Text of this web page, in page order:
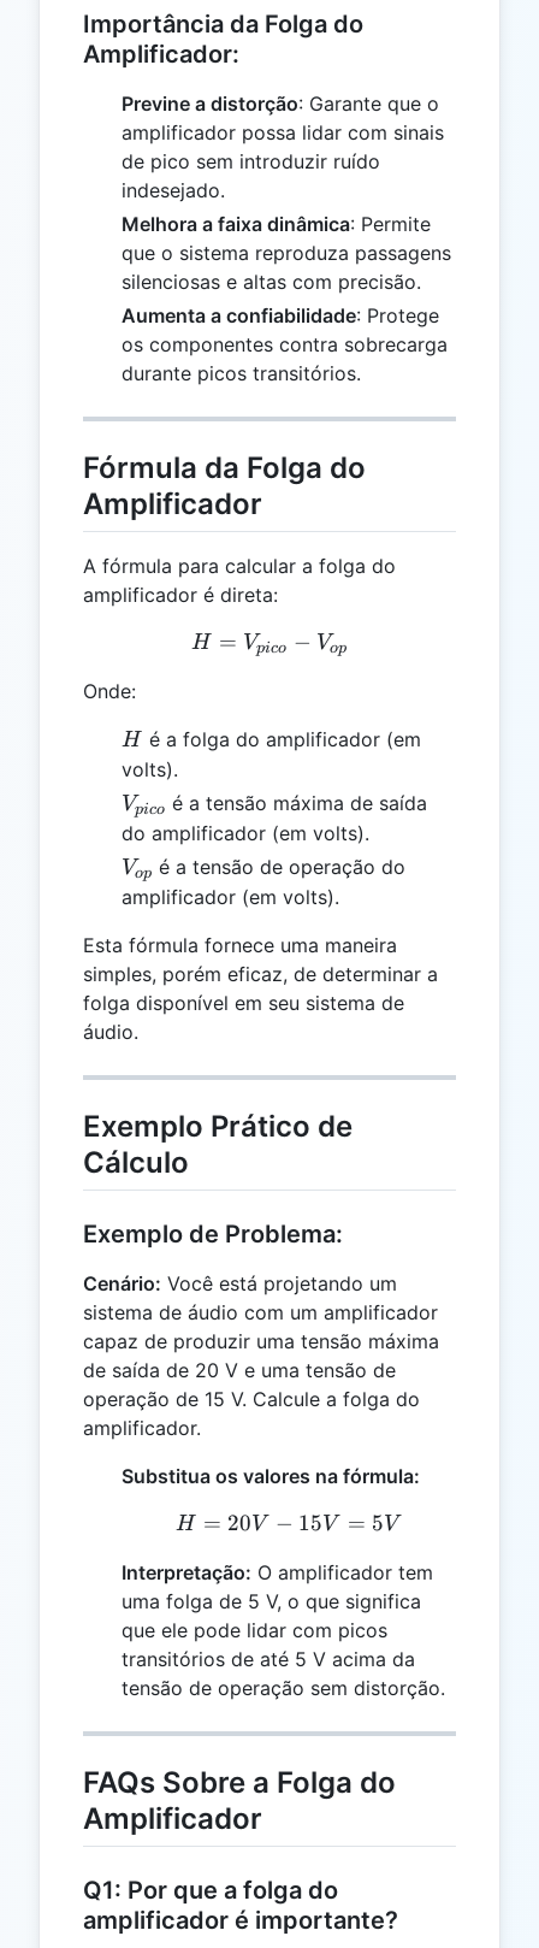
Importância da Folga do
Amplificador:
Previne a distorção: Garante que o
amplificador possa lidar com sinais
de pico sem introduzir ruído
indesejado.
Melhora a faixa dinâmica: Permite
que o sistema reproduza passagens
silenciosas e altas com precisão.
Aumenta a confiabilidade: Protege
os componentes contra sobrecarga
durante picos transitórios.
Fórmula da Folga do
Amplificador
A fórmula para calcular a folga do
amplificador é direta:
H = V_{pico} - V_{op}
H = Vpico − Vop
Onde:
H
H é a folga do amplificador (em
volts).
V_{pico}
Vpico é a tensão máxima de saída
do amplificador (em volts).
V_{op}
Vop é a tensão de operação do
amplificador (em volts).
Esta fórmula fornece uma maneira
simples, porém eficaz, de determinar a
folga disponível em seu sistema de
áudio.
Exemplo Prático de
Cálculo
Exemplo de Problema:
Cenário: Você está projetando um
sistema de áudio com um amplificador
capaz de produzir uma tensão máxima
de saída de 20 V e uma tensão de
operação de 15 V. Calcule a folga do
amplificador.
Substitua os valores na fórmula:
H = 20 V - 15 V = 5 V
H = 20V − 15V = 5V
Interpretação: O amplificador tem
uma folga de 5 V, o que significa
que ele pode lidar com picos
transitórios de até 5 V acima da
tensão de operação sem distorção.
FAQs Sobre a Folga do
Amplificador
Q1: Por que a folga do
amplificador é importante?